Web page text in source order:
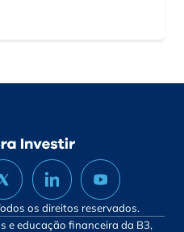
os direitos reservados.
e educação financeira da B3,